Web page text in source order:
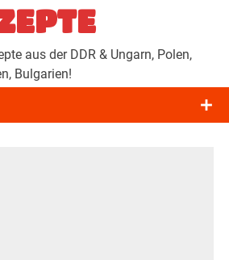
aus der DDR & Ungarn, Polen,
Bulgarien!